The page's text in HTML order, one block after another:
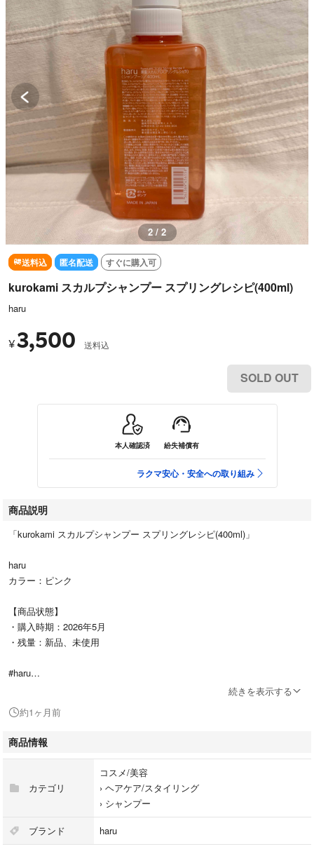
1 / 2
送料込 匿名配送 すぐに購入可
kurokami スカルプシャンプー スプリングレシピ(400ml)
haru
¥3,500 送料込
SOLD OUT
本人確認済 紛失補償有
ラクマ安心・安全への取り組み
商品説明
「kurokami スカルプシャンプー スプリングレシピ(400ml)」
haru
カラー：ピンク
【商品状態】
・購入時期：2026年5月
・残量：新品、未使用
#haru
#シャンプー
続きを表示する
約1ヶ月前
商品情報
カテゴリ
コスメ/美容
› ヘアケア/スタイリング
› シャンプー
ブランド haru